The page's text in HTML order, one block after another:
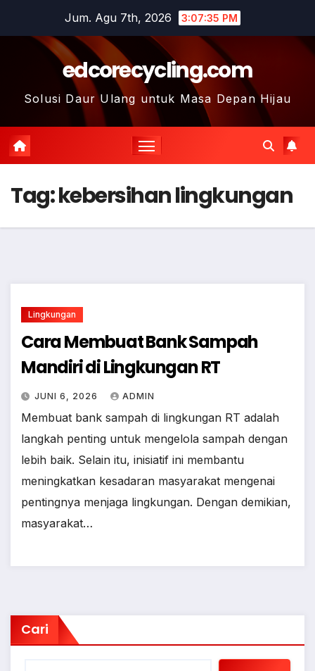
Jum. Agu 7th, 2026 3:07:36 PM
edcorecycling.com
Solusi Daur Ulang untuk Masa Depan Hijau
Tag:kebersihan lingkungan
Lingkungan
Cara Membuat Bank Sampah
Mandiri di Lingkungan RT
JUNI 6, 2026 ADMIN
Membuat bank sampah di lingkungan RT adalah
langkah penting untuk mengelola sampah dengan
lebih baik. Selain itu, inisiatif ini membantu
meningkatkan kesadaran masyarakat mengenai
pentingnya menjaga lingkungan. Dengan demikian,
masyarakat…
Cari